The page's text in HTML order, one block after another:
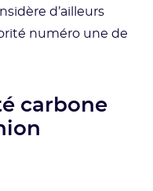
d’ailleurs
numéro une de
carbone